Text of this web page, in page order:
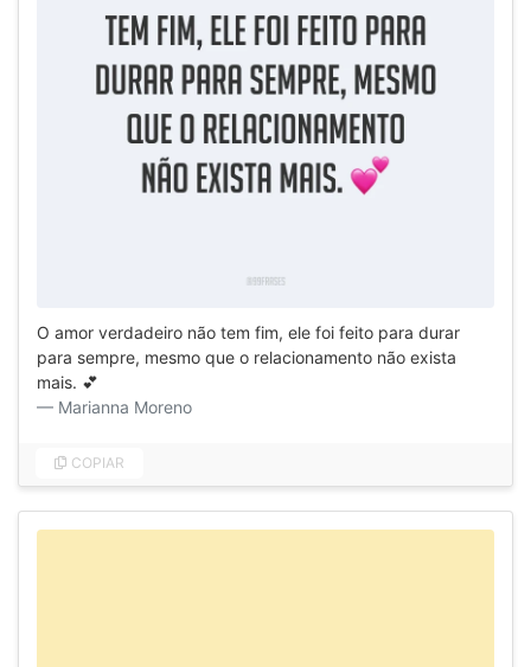
O amor verdadeiro não tem fim, ele foi feito para durar
para sempre, mesmo que o relacionamento não exista
mais. 💕
Marianna Moreno
COPIAR